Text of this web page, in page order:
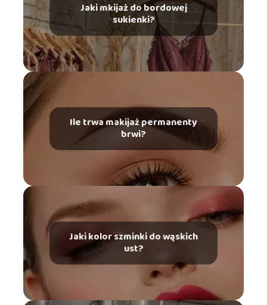
Jaki mkijaż do bordowej
sukienki?
Ile trwa makijaż permanenty
brwi?
Jaki kolor szminki do wąskich
ust?